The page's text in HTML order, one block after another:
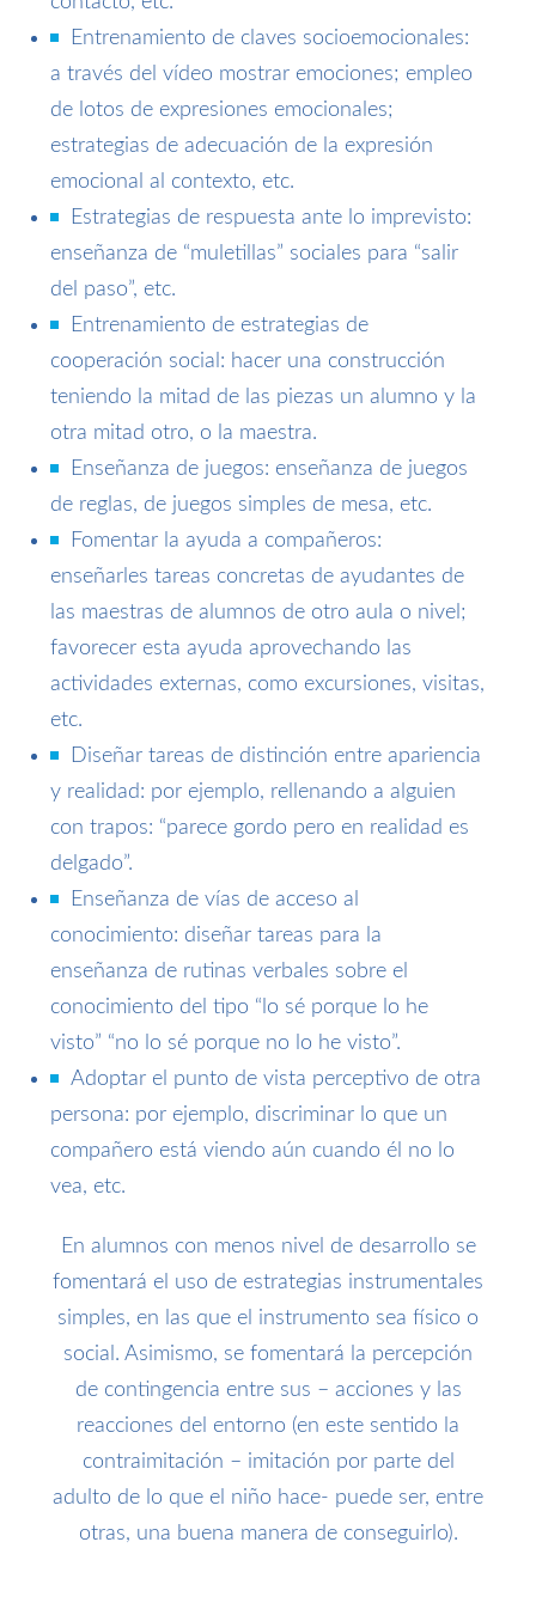
Entrenamiento de claves socioemocionales:
a través del vídeo mostrar emociones; empleo
de lotos de expresiones emocionales;
estrategias de adecuación de la expresión
emocional al contexto, etc.
Estrategias de respuesta ante lo imprevisto:
enseñanza de “muletillas” sociales para “salir
del paso”, etc.
Entrenamiento de estrategias de
cooperación social: hacer una construcción
teniendo la mitad de las piezas un alumno y la
otra mitad otro, o la maestra.
Enseñanza de juegos: enseñanza de juegos
de reglas, de juegos simples de mesa, etc.
Fomentar la ayuda a compañeros:
enseñarles tareas concretas de ayudantes de
las maestras de alumnos de otro aula o nivel;
favorecer esta ayuda aprovechando las
actividades externas, como excursiones, visitas,
etc.
Diseñar tareas de distinción entre apariencia
y realidad: por ejemplo, rellenando a alguien
con trapos: “parece gordo pero en realidad es
delgado”.
Enseñanza de vías de acceso al
conocimiento: diseñar tareas para la
enseñanza de rutinas verbales sobre el
conocimiento del tipo “lo sé porque lo he
visto” “no lo sé porque no lo he visto”.
Adoptar el punto de vista perceptivo de otra
persona: por ejemplo, discriminar lo que un
compañero está viendo aún cuando él no lo
vea, etc.
En alumnos con menos nivel de desarrollo se
fomentará el uso de estrategias instrumentales
simples, en las que el instrumento sea físico o
social. Asimismo, se fomentará la percepción
de contingencia entre sus – acciones y las
reacciones del entorno (en este sentido la
contraimitación – imitación por parte del
adulto de lo que el niño hace- puede ser, entre
otras, una buena manera de conseguirlo).